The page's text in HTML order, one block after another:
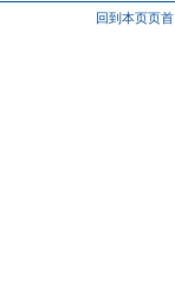
回到本页页首